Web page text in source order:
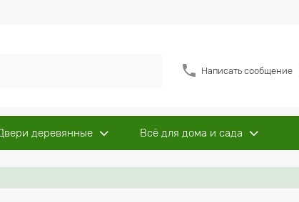
Написать сообщение
деревянные Всё для дома и сада